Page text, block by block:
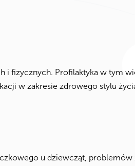
i fizycznych. Profilaktyka w tym
w zakresie zdrowego stylu
u dziewcząt,